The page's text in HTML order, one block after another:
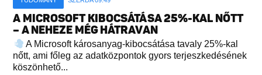
A MICROSOFT KIBOCSÁTÁSA 25%-KAL NŐTT
– A NEHEZE MÉG HÁTRAVAN
A Microsoft károsanyag-kibocsátása tavaly 25%-kal
nőtt, ami főleg az adatközpontok gyors terjeszkedésének
köszönhető...